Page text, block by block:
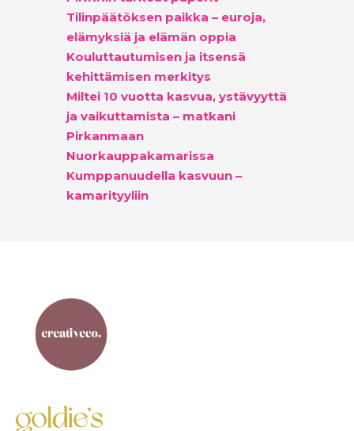
Tilinpäätöksen paikka – euroja,
elämyksiä ja elämän oppia
Kouluttautumisen ja itsensä
kehittämisen merkitys
Miltei 10 vuotta kasvua, ystävyyttä
ja vaikuttamista – matkani
Pirkanmaan
Nuorkauppakamarissa
Kumppanuudella kasvuun –
kamarityyliin